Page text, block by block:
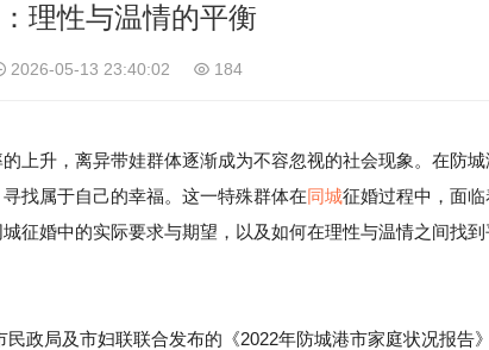
理性与温情的平衡
2026-05-13 23:40:02 184
上升，离异带娃群体逐渐成为不容忽视的社会现象。在防
找属于自己的幸福。这一特殊群体在同城征婚过程中，面
征婚中的实际要求与期望，以及如何在理性与温情之间找到
政局及市妇联联合发布的《2022年防城港市家庭状况报告